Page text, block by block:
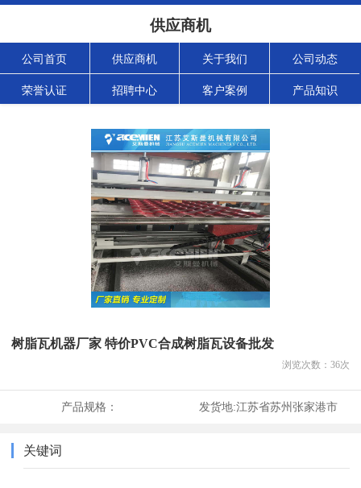
供应商机
公司首页 供应商机 关于我们 公司动态
荣誉认证 招聘中心 客户案例 产品知识
树脂瓦机器厂家 特价PVC合成树脂瓦设备批发
浏览次数： 36次
产品规格： 发货地:江苏省苏州张家港市
关键词